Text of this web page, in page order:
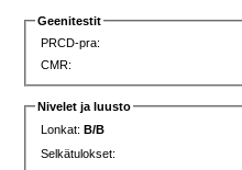
Geenitestit
PRCD-pra:
CMR:
Nivelet ja luusto
Lonkat:B/B
Selkätulokset: